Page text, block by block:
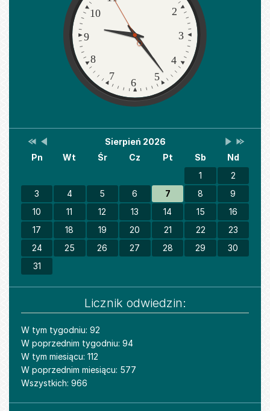
2
3
4
5
6
7
8
9
10
Kalendarz
Lista
wydarzeń
w
Sierpień 2026Brak
w
miesiącu.
Przestaw
na
Przestaw
na
Przestaw
na
Wrzesień
2026
na
Sierpień
2027
Pn Wt Śr Cz Pt Sb
Nd
1
2
3
4 5 6 7 8
9
10
11 12 13 14 15
16
17
18 19 20 21 22
23
24
25 26 27 28 29
30
31
Licznik odwiedzin:
W tym tygodniu: 92
W poprzednim tygodniu: 94
W tym miesiącu: 112
W poprzednim miesiącu: 577
Wszystkich: 966